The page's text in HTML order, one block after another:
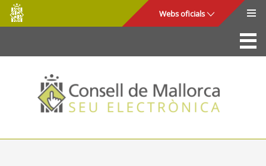
Salta al contingut principal
Consell
de
Mallorca
Webs oficials
La Seu
Consell de Mallorca
Accés i seguretat
Utilitats